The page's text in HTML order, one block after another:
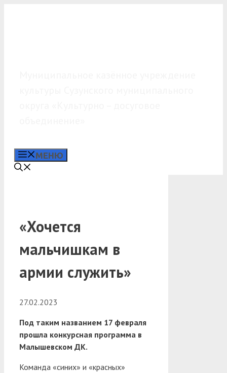
МЕНЮ
«Хочется
мальчишкам в
армии служить»
27.02.2023
Под таким названием 17 февраля
прошла конкурсная программа в
Малышевском ДК.
Команда «синих» и «красных»